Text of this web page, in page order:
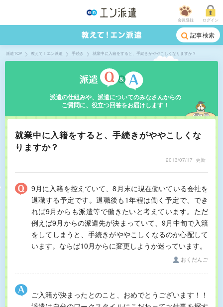
会員登録 ログイン
記事検索
派遣TOP 教えて！エン派遣 手続き 就業中に入籍をすると、手続きがややこしくなりますか？
派遣の仕組みや、派遣についてのみなさんからの
ご質問に、役立つ回答をお届けします！
就業中に入籍をすると、手続きがややこしくな
りますか？
2013/07/17 更新
9月に入籍を控えていて、8月末に現在働いている会社を
退職する予定です。退職後も1年程は働く予定で、でき
れば9月からも派遣等で働きたいと考えています。ただ
例えば9月からの派遣先が決まっていて、9月中旬で入籍
をしてしまうと、手続きがややこしくなるのか心配して
います。ならば10月からに変更しようか迷っています。
おくだんご
ご入籍が決まったとのこと、おめでとうございます！！